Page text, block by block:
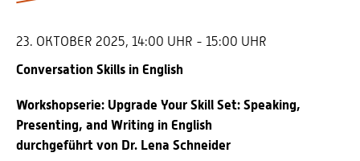
Schwerbehindertenvertretungen
Informationssicherheit
Personensuche
23. OKTOBER 2025, 14:00 UHR - 15:00 UHR
Conversation Skills in English
Workshopserie: Upgrade Your Skill Set: Speaking,
Presenting, and Writing in English
durchgeführt von Dr. Lena Schneider